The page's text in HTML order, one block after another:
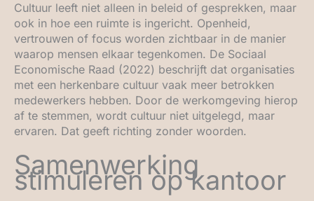
Cultuur leeft niet alleen in beleid of gesprekken, maar
ook in hoe een ruimte is ingericht. Openheid,
vertrouwen of focus worden zichtbaar in de manier
waarop mensen elkaar tegenkomen. De Sociaal
Economische Raad (2022) beschrijft dat organisaties
met een herkenbare cultuur vaak meer betrokken
medewerkers hebben. Door de werkomgeving hierop
af te stemmen, wordt cultuur niet uitgelegd, maar
ervaren. Dat geeft richting zonder woorden.
Samenwerking
stimuleren op kantoor